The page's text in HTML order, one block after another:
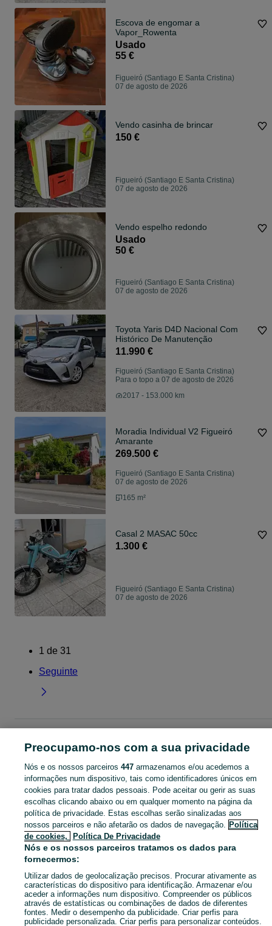
Escova de engomar a
Vapor_Rowenta
Usado
55 €
Figueiró (Santiago E Santa Cristina)
07 de agosto de 2026
Vendo casinha de brincar
150 €
Figueiró (Santiago E Santa Cristina)
07 de agosto de 2026
Vendo espelho redondo
Usado
50 €
Figueiró (Santiago E Santa Cristina)
07 de agosto de 2026
Toyota Yaris D4D Nacional Com
Histórico De Manutenção
11.990 €
Figueiró (Santiago E Santa Cristina)
Para o topo a 07 de agosto de 2026
2017 - 153.000 km
Moradia Individual V2 Figueiró
Amarante
269.500 €
Figueiró (Santiago E Santa Cristina)
07 de agosto de 2026
165 m²
Casal 2 MASAC 50cc
1.300 €
Figueiró (Santiago E Santa Cristina)
07 de agosto de 2026
1 de 31
Seguinte
CATEGORIA
Descubra os anúncios classificados gratuitos em Figueiró (Santiago E Santa Cristina) no OLX Portugal. Desde empregos a serviços e produtos, encontre tudo o que precisa localmente. Mostrar
Mapa do site
Mapa das freguesias
Mapa de mini-sites
Pesquisas populares
Preocupamo-nos com a sua privacidade
Nós e os nossos parceiros 447armazenamos e/ou acedemos a
informações num dispositivo, tais como identificadores únicos em
cookies para tratar dados pessoais. Pode aceitar ou gerir as suas
escolhas clicando abaixo ou em qualquer momento na página da
política de privacidade. Estas escolhas serão sinalizadas aos
nossos parceiros e não afetarão os dados de navegação. Política
de cookies,
Política De Privacidade
Nós e os nossos parceiros tratamos os dados para
fornecermos:
Utilizar dados de geolocalização precisos. Procurar ativamente as
características do dispositivo para identificação. Armazenar e/ou
aceder a informações num dispositivo. Compreender os públicos
através de estatísticas ou combinações de dados de diferentes
fontes. Medir o desempenho da publicidade. Criar perfis para
publicidade personalizada. Criar perfis para personalizar conteúdos.